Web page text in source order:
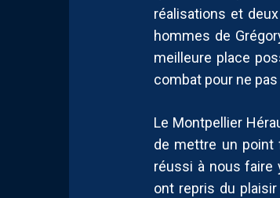
réalisations et
hommes de
meilleure place
combat pour ne
Le Montpellier
de mettre un
réussi à nous faire
ont repris du